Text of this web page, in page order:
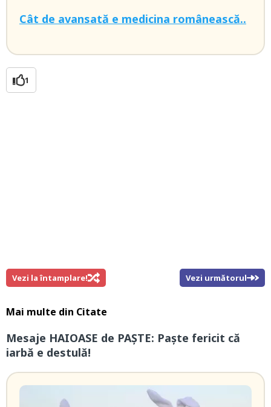
Cât de avansată e medicina românească..
1
Vezi la întamplare! Vezi următorul
Mai multe din Citate
Mesaje HAIOASE de PAŞTE: Paşte fericit că
iarbă e destulă!